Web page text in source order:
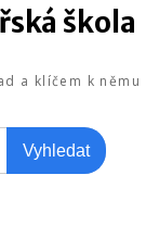
škola
a klíčem k němu